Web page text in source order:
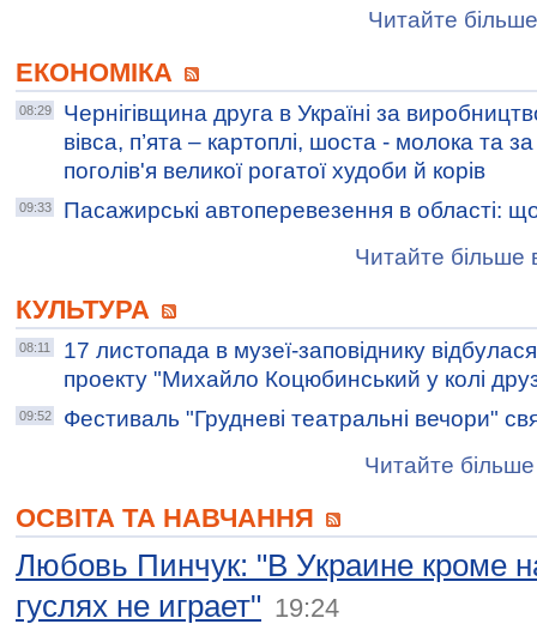
Читайте
ЕКОНОМІКА
08:29
Чернігівщина друга в Україні за
вівса, п’ята – картоплі, шоста - молока та
поголів'я великої рогатої худоби й корів
09:33
Пасажирські автоперевезення в області:
Читайте більше
КУЛЬТУРА
08:11
17 листопада в музеї-заповіднику
проекту "Михайло Коцюбинський у колі
09:52
Фестиваль "Грудневі театральні вечори"
Читайте більше
ОСВІТА ТА НАВЧАННЯ
Любовь Пинчук: "В Украине кроме
гуслях не играет" 19:24